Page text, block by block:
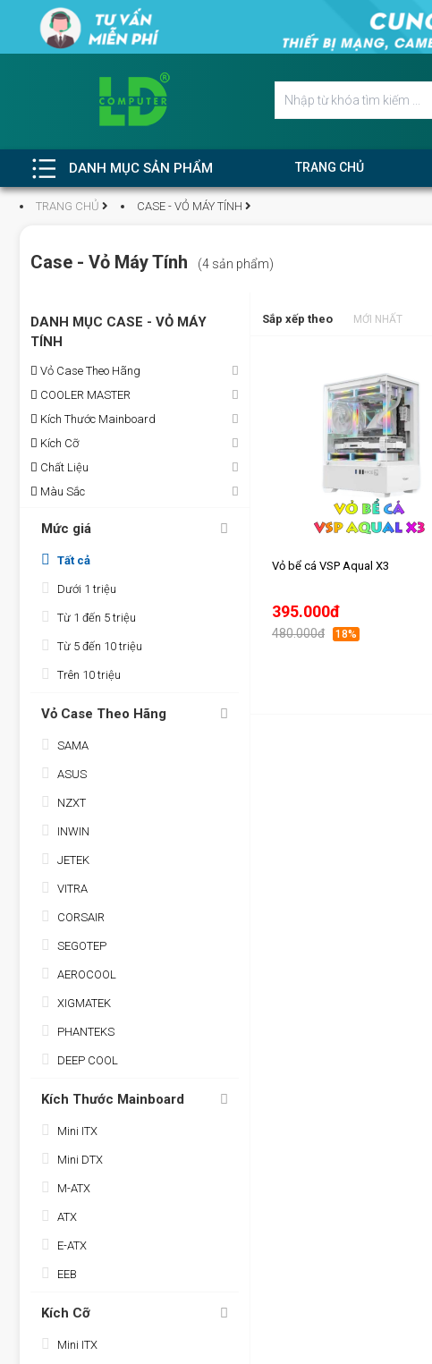
DANH MỤC SẢN PHẨM TRANG CHỦ
TRANG CHỦ CASE - VỎ MÁY TÍNH
Case - Vỏ Máy Tính (4 sản phẩm)
DANH MỤC CASE - VỎ MÁY
TÍNH
Vỏ Case Theo Hãng
COOLER MASTER
Kích Thước Mainboard
Kích Cỡ
Chất Liệu
Màu Sắc
Mức giá
Tất cả
Dưới 1 triệu
Từ 1 đến 5 triệu
Từ 5 đến 10 triệu
Trên 10 triệu
Vỏ Case Theo Hãng
SAMA
ASUS
NZXT
INWIN
JETEK
VITRA
CORSAIR
SEGOTEP
AEROCOOL
XIGMATEK
PHANTEKS
DEEP COOL
Kích Thước Mainboard
Mini ITX
Mini DTX
M-ATX
ATX
E-ATX
EEB
Kích Cỡ
Mini ITX
Sắp xếp theo MỚI NHẤT
Vỏ bể cá VSP Aqual X3
395.000đ
480.000đ 18%